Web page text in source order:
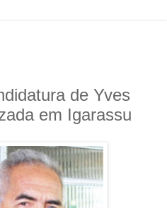
de Yves
em Igarassu